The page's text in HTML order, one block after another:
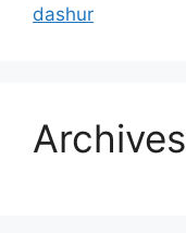
dashur
Archives